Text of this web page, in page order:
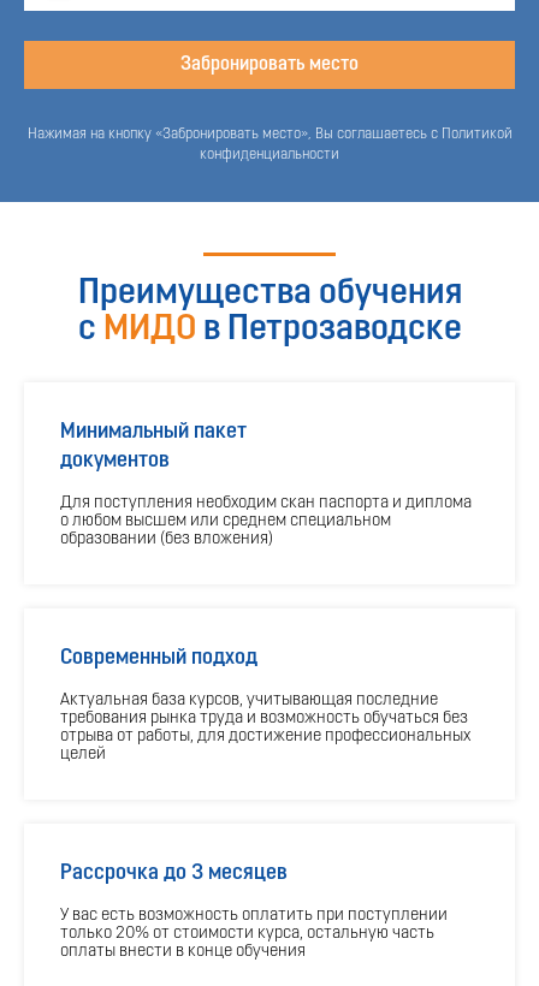
Забронировать место
Нажимая на кнопку «Забронировать место», Вы соглашаетесь с Политикой
конфиденциальности
Преимущества обучения
с МИДО в Петрозаводске
Минимальный пакет
документов
Для поступления необходим скан паспорта и диплома
о любом высшем или среднем специальном
образовании (без вложения)
Современный подход
Актуальная база курсов, учитывающая последние
требования рынка труда и возможность обучаться без
отрыва от работы, для достижение профессиональных
целей
Рассрочка до 3 месяцев
У вас есть возможность оплатить при поступлении
только 20% от стоимости курса, остальную часть
оплаты внести в конце обучения